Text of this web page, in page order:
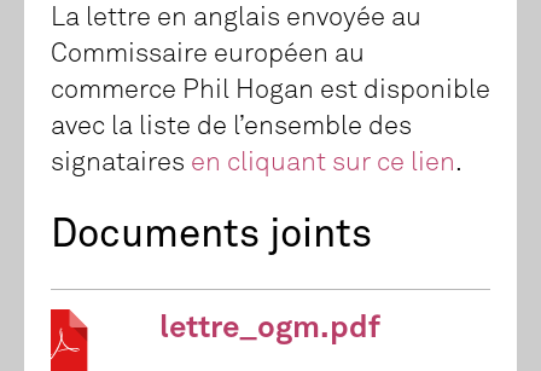
La lettre en anglais envoyée au
Commissaire européen au
commerce Phil Hogan est disponible
avec la liste de l’ensemble des
signataires en cliquant sur ce lien.
Documents joints
lettre_ogm.pdf